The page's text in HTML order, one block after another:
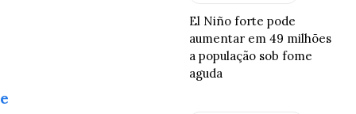
El Niño forte pode
aumentar em 49 milhões
a população sob fome
aguda